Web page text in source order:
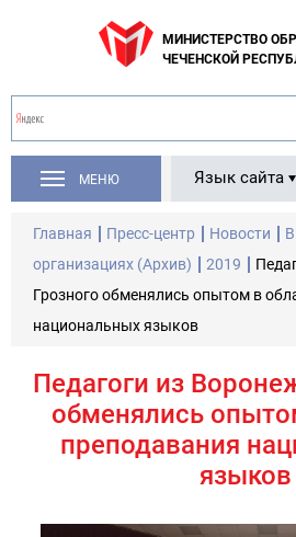
МИНИСТЕРСТВО
ЧЕЧЕНСКОЙ
МЕНЮ Язык сайта
Главная Пресс-центр Новости
организациях (Архив)
2019
Грозного обменялись опытом в
национальных языков
Педагоги из
обменялись
преподавания
языков